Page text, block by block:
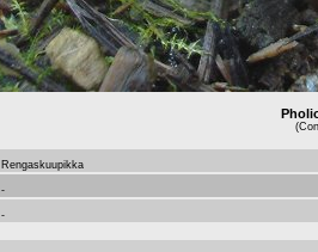
Rengaskuupikka
-
-